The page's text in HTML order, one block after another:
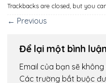
Trackbacks are closed, but you
← Previous
Để lại một bình luận
Email của bạn sẽ
Các trường bắt buộc